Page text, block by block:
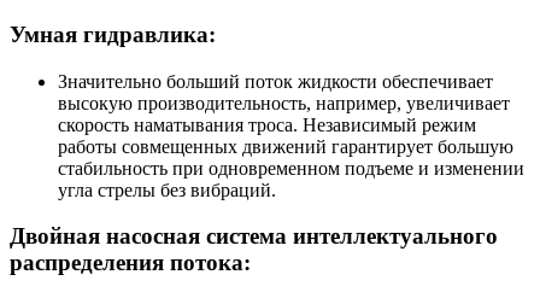
Умная гидравлика:
Значительно больший поток жидкости обеспечивает
высокую производительность, например, увеличивает
скорость наматывания троса. Независимый режим
работы совмещенных движений гарантирует большую
стабильность при одновременном подъеме и изменении
угла стрелы без вибраций.
Двойная насосная система интеллектуального
распределения потока: